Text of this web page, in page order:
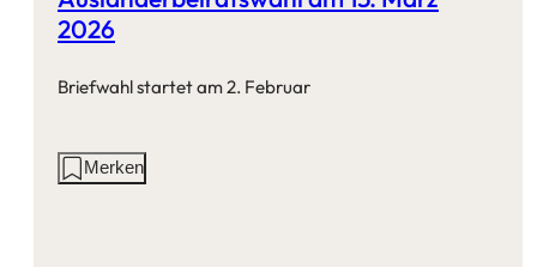
2026
Briefwahl startet am 2. Februar
AktionenMerken